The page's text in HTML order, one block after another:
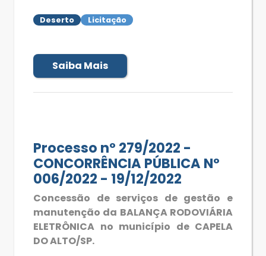
Deserto Licitação
Saiba Mais
Processo nº 279/2022 -
CONCORRÊNCIA PÚBLICA Nº
006/2022 - 19/12/2022
Concessão de serviços de gestão e
manutenção da BALANÇA RODOVIÁRIA
ELETRÔNICA no município de CAPELA
DO ALTO/SP.